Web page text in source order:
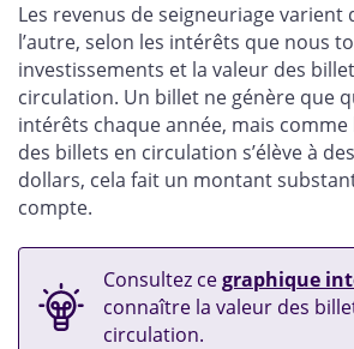
Les revenus de seigneuriage varient
l’autre, selon les intérêts que nous
investissements et la valeur des
circulation. Un billet ne génère que
intérêts chaque année, mais
des billets en circulation s’élève à
dollars, cela fait un montant
compte.
Consultez cegraphique
connaître la valeur des
circulation.